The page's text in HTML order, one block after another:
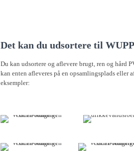
Det kan du udsortere til
Du kan udsortere og aflevere brugt, ren og
kan enten afleveres på en opsamlingsplads eller
eksempler: